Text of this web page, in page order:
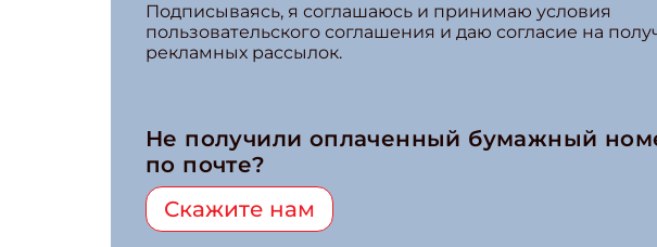
Подписываясь, я соглашаюсь и принимаю условия
пользовательского соглашения и даю согласие на
рекламных рассылок.
Не получили оплаченный бумажный
по почте?
Скажите нам